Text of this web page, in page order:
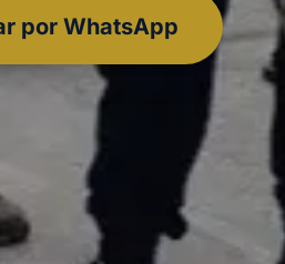
por WhatsApp